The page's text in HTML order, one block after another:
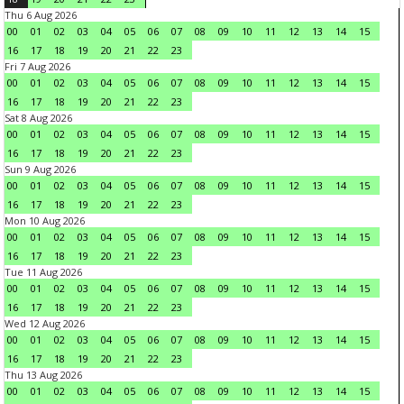
Thu 6 Aug 2026
00
01 02 03 04 05 06 07 08 09 10 11 12 13 14
15
16
17 18 19 20 21 22
23
Fri 7 Aug 2026
00
01 02 03 04 05 06 07 08 09 10 11 12 13 14
15
16
17 18 19 20 21 22
23
Sat 8 Aug 2026
00
01 02 03 04 05 06 07 08 09 10 11 12 13 14
15
16
17 18 19 20 21 22
23
Sun 9 Aug 2026
00
01 02 03 04 05 06 07 08 09 10 11 12 13 14
15
16
17 18 19 20 21 22
23
Mon 10 Aug 2026
00
01 02 03 04 05 06 07 08 09 10 11 12 13 14
15
16
17 18 19 20 21 22
23
Tue 11 Aug 2026
00
01 02 03 04 05 06 07 08 09 10 11 12 13 14
15
16
17 18 19 20 21 22
23
Wed 12 Aug 2026
00
01 02 03 04 05 06 07 08 09 10 11 12 13 14
15
16
17 18 19 20 21 22
23
Thu 13 Aug 2026
00
01 02 03 04 05 06 07 08 09 10 11 12 13 14
15